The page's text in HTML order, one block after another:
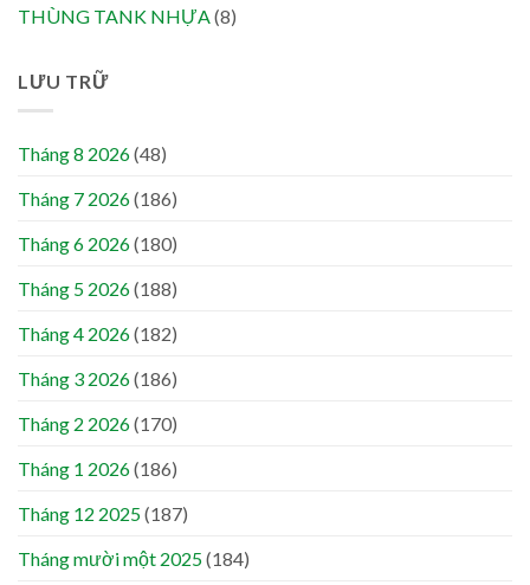
THÙNG TANK NHỰA(8)
LƯU TRỮ
Tháng 8 2026(48)
Tháng 7 2026(186)
Tháng 6 2026(180)
Tháng 5 2026(188)
Tháng 4 2026(182)
Tháng 3 2026(186)
Tháng 2 2026(170)
Tháng 1 2026(186)
Tháng 12 2025(187)
Tháng mười một 2025(184)